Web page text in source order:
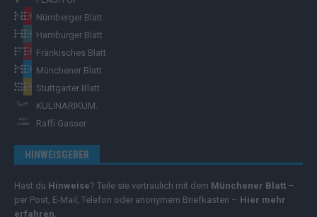
Nürnberger Blatt
Hamburger Blatt
Fränkisches Blatt
Münchener Blatt
Stuttgarter Blatt
KULINARIKUM.
Raffi Gasser
HINWEISGEBER
Hast du Hinweise? Teile sie vertraulich mit dem Münchener Blatt –
per Post, E-Mail, Telefon oder anonymem Briefkasten – Hier mehr
erfahren.